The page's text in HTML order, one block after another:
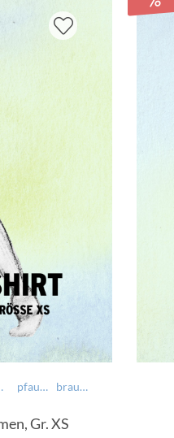
pfauenblau: Hoamat braun: voglwuid
Gr. XS